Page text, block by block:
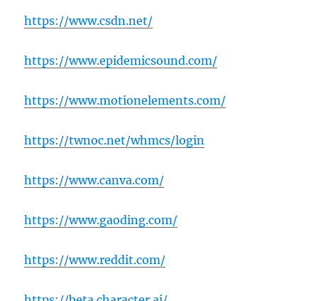
https://www.csdn.net/
https://www.epidemicsound.com/
https://www.motionelements.com/
https://twnoc.net/whmcs/login
https://www.canva.com/
https://www.gaoding.com/
https://www.reddit.com/